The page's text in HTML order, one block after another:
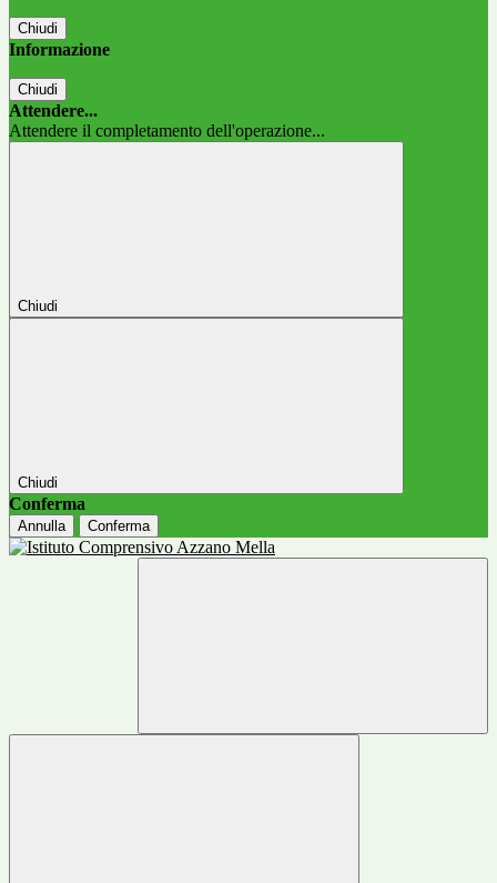
Chiudi
Informazione
Chiudi
Attendere...
Attendere il completamento dell'operazione...
Chiudi
Chiudi
Conferma
Annulla Conferma